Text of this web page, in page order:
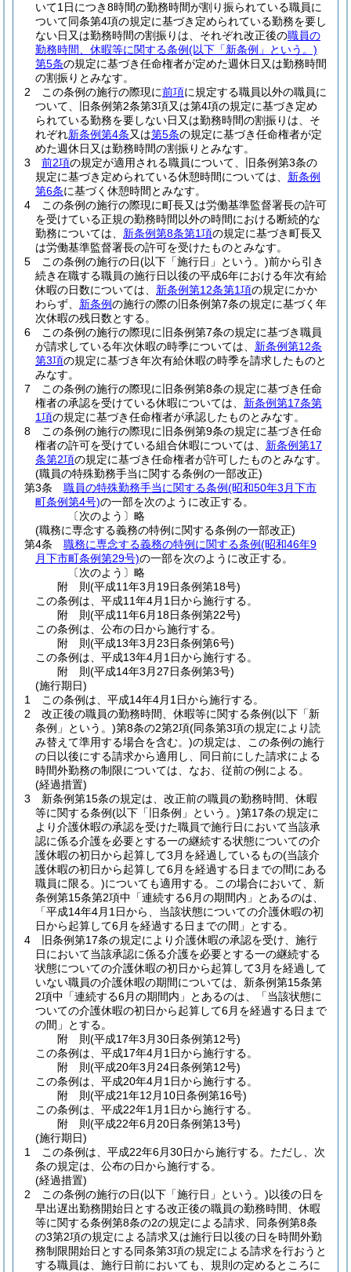
いて1日につき8時間の勤務時間が割り振られている職員に
ついて同条第4項の規定に基づき定められている勤務を要し
ない日又は勤務時間の割振りは、それぞれ改正後の職員の
勤務時間、休暇等に関する条例(以下「新条例」という。)
第5条の規定に基づき任命権者が定めた週休日又は勤務時間
の割振りとみなす。
2
この条例の施行の際現に前項に規定する職員以外の職員に
ついて、旧条例第2条第3項又は第4項の規定に基づき定め
られている勤務を要しない日又は勤務時間の割振りは、そ
れぞれ新条例第4条又は第5条の規定に基づき任命権者が定
めた週休日又は勤務時間の割振りとみなす。
3
前2項の規定が適用される職員について、旧条例第3条の
規定に基づき定められている休憩時間については、 新条例
第6条に基づく休憩時間とみなす。
4
この条例の施行の際現に町長又は労働基準監督署長の許可
を受けている正規の勤務時間以外の時間における断続的な
勤務については、 新条例第8条第1項の規定に基づき町長又
は労働基準監督署長の許可を受けたものとみなす。
5
この条例の施行の日(以下「施行日」という。)前から引き
続き在職する職員の施行日以後の平成6年における年次有給
休暇の日数については、 新条例第12条第1項の規定にかか
わらず、 新条例の施行の際の旧条例第7条の規定に基づく年
次休暇の残日数とする。
6
この条例の施行の際現に旧条例第7条の規定に基づき職員
が請求している年次休暇の時季については、 新条例第12条
第3項の規定に基づき年次有給休暇の時季を請求したものと
みなす。
7
この条例の施行の際現に旧条例第8条の規定に基づき任命
権者の承認を受けている休暇については、 新条例第17条第
1項の規定に基づき任命権者が承認したものとみなす。
8
この条例の施行の際現に旧条例第9条の規定に基づき任命
権者の許可を受けている組合休暇については、 新条例第17
条第2項の規定に基づき任命権者が許可したものとみなす。
(職員の特殊勤務手当に関する条例の一部改正)
第3条
職員の特殊勤務手当に関する条例(昭和50年3月下市
町条例第4号)の一部を次のように改正する。
〔次のよう〕略
(職務に専念する義務の特例に関する条例の一部改正)
第4条
職務に専念する義務の特例に関する条例(昭和46年9
月下市町条例第29号)の一部を次のように改正する。
〔次のよう〕略
附 則(平成11年3月19日条例第18号)
この条例は、平成11年4月1日から施行する。
附 則(平成11年6月18日条例第22号)
この条例は、公布の日から施行する。
附 則(平成13年3月23日条例第6号)
この条例は、平成13年4月1日から施行する。
附 則(平成14年3月27日条例第3号)
(施行期日)
1
この条例は、平成14年4月1日から施行する。
2
改正後の職員の勤務時間、休暇等に関する条例(以下「新
条例」という。)第8条の2第2項(同条第3項の規定により読
み替えて準用する場合を含む。)の規定は、この条例の施行
の日以後にする請求から適用し、同日前にした請求による
時間外勤務の制限については、なお、従前の例による。
(経過措置)
3
新条例第15条の規定は、改正前の職員の勤務時間、休暇
等に関する条例(以下「旧条例」という。)第17条の規定に
より介護休暇の承認を受けた職員で施行日において当該承
認に係る介護を必要とする一の継続する状態についての介
護休暇の初日から起算して3月を経過しているもの(当該介
護休暇の初日から起算して6月を経過する日までの間にある
職員に限る。)についても適用する。
この場合において、新
条例第15条第2項中「連続する6月の期間内」とあるのは、
「平成14年4月1日から、当該状態についての介護休暇の初
日から起算して6月を経過する日までの間」とする。
4
旧条例第17条の規定により介護休暇の承認を受け、施行
日において当該承認に係る介護を必要とする一の継続する
状態についての介護休暇の初日から起算して3月を経過して
いない職員の介護休暇の期間については、新条例第15条第
2項中「連続する6月の期間内」とあるのは、「当該状態に
ついての介護休暇の初日から起算して6月を経過する日まで
の間」とする。
附 則(平成17年3月30日条例第12号)
この条例は、平成17年4月1日から施行する。
附 則(平成20年3月24日条例第12号)
この条例は、平成20年4月1日から施行する。
附 則(平成21年12月10日条例第16号)
この条例は、平成22年1月1日から施行する。
附 則(平成22年6月20日条例第13号)
(施行期日)
1
この条例は、平成22年6月30日から施行する。 ただし、次
条の規定は、公布の日から施行する。
(経過措置)
2
この条例の施行の日(以下「施行日」という。)以後の日を
早出遅出勤務開始日とする改正後の職員の勤務時間、休暇
等に関する条例第8条の2の規定による請求、同条例第8条
の3第2項の規定による請求又は施行日以後の日を時間外勤
務制限開始日とする同条第3項の規定による請求を行おうと
する職員は、施行日前においても、規則の定めるところに